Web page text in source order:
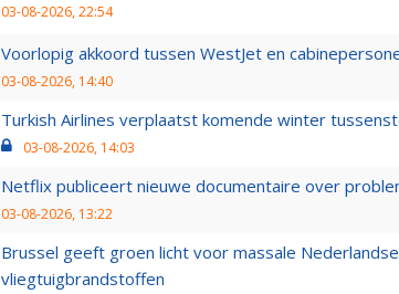
03-08-2026, 22:54
Voorlopig akkoord tussen WestJet en
03-08-2026, 14:40
Turkish Airlines verplaatst komende winter
03-08-2026, 14:03
Netflix publiceert nieuwe documentaire over
03-08-2026, 13:22
Brussel geeft groen licht voor massale
vliegtuigbrandstoffen